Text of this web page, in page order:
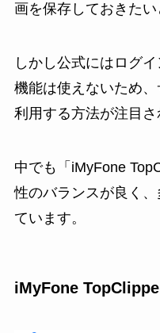
画を保存しておきたい
しかし公式にはログ
機能は使えないため
利用する方法が注目さ
中でも「iMyFone
性のバランスが良く
ています。
iMyFone